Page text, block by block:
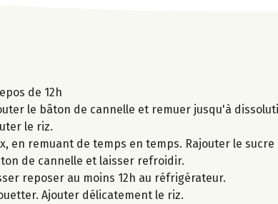
de 12h
le bâton de cannelle et remuer jusqu'à
le riz.
en remuant de temps en temps. Rajouter le sucre
de cannelle et laisser refroidir.
reposer au moins 12h au réfrigérateur.
Ajouter délicatement le riz.